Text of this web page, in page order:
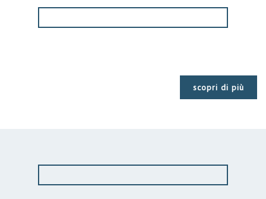
scopri di più